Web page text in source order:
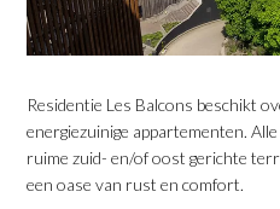
Residentie Les Balcons beschikt
energiezuinige appartementen.
ruime zuid- en/of oost gerichte
een oase van rust en comfort.